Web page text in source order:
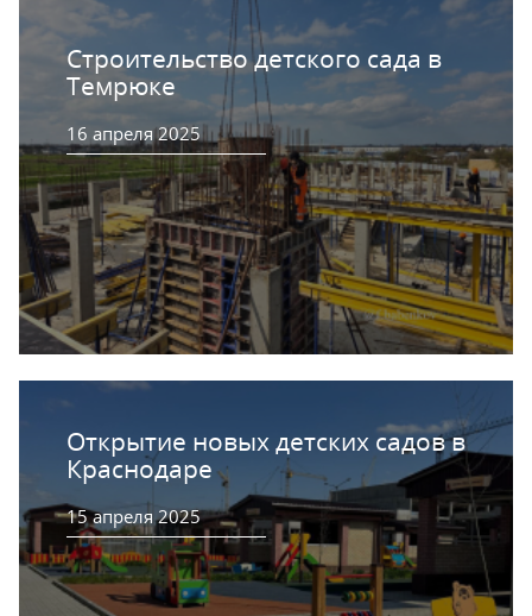
Строительство детского сада в
Темрюке
16 апреля 2025
Открытие новых детских садов в
Краснодаре
15 апреля 2025